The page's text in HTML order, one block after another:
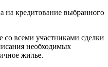
на кредитование выбранного
со всеми участниками сделки
необходимых
жилье.